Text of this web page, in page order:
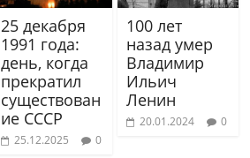
25 декабря
1991 года:
день, когда
прекратил
существован
ие СССР
25.12.2025 0
100 лет
назад умер
Владимир
Ильич
Ленин
20.01.2024 0